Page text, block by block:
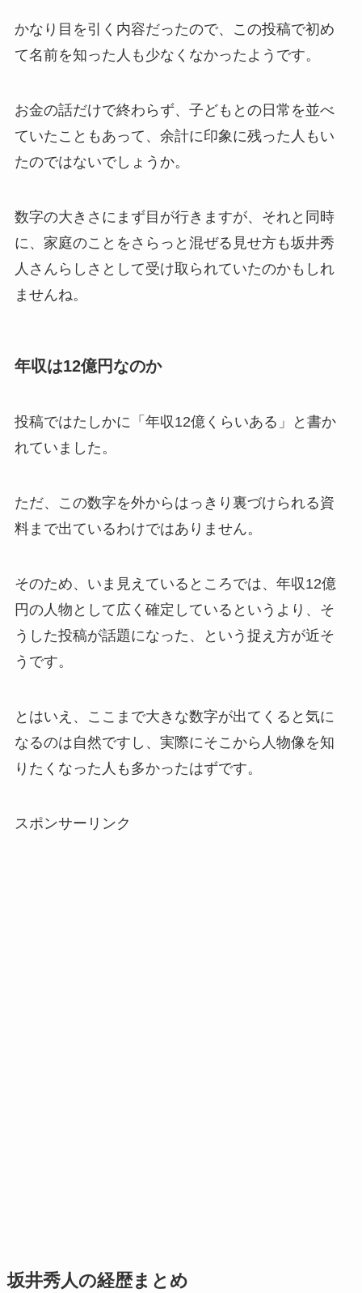
かなり目を引く内容だったので、この投稿で初め
て名前を知った人も少なくなかったようです。
お金の話だけで終わらず、子どもとの日常を並べ
ていたこともあって、余計に印象に残った人もい
たのではないでしょうか。
数字の大きさにまず目が行きますが、それと同時
に、家庭のことをさらっと混ぜる見せ方も坂井秀
人さんらしさとして受け取られていたのかもしれ
ませんね。
年収は12億円なのか
投稿ではたしかに「年収12億くらいある」と書か
れていました。
ただ、この数字を外からはっきり裏づけられる資
料まで出ているわけではありません。
そのため、いま見えているところでは、年収12億
円の人物として広く確定しているというより、そ
うした投稿が話題になった、という捉え方が近そ
うです。
とはいえ、ここまで大きな数字が出てくると気に
なるのは自然ですし、実際にそこから人物像を知
りたくなった人も多かったはずです。
スポンサーリンク
坂井秀人の経歴まとめ